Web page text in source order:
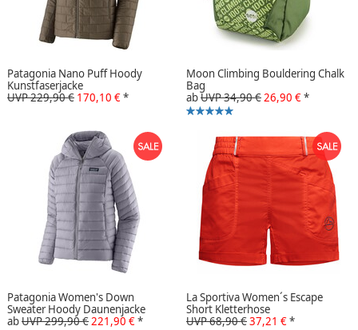
Patagonia Nano Puff Hoody
Kunstfaserjacke
UVP 229,90 € 170,10 €*
Moon Climbing Bouldering Chalk
Bag
abUVP 34,90 €26,90 €*
Patagonia Women's Down
Sweater Hoody Daunenjacke
abUVP 299,90 €221,90 €*
La Sportiva Women´s Escape
Short Kletterhose
UVP 68,90 €37,21 €*